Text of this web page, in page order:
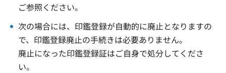
ご参照ください。
次の場合には、印鑑登録が自動的に廃止となりますの
で、印鑑登録廃止の手続きは必要ありません。
廃止になった印鑑登録証はご自身で処分してくださ
い。